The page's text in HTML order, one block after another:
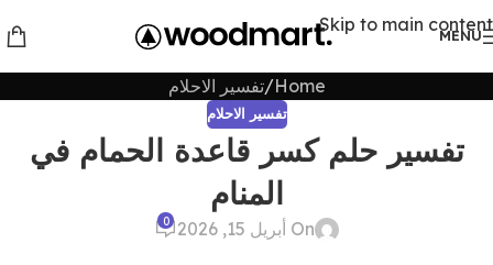
Skip to main content
MENU
Home تفسير الاحلام
تفسير الاحلام
تفسير حلم كسر قاعدة الحمام في
المنام
On أبريل 15, 2026 0